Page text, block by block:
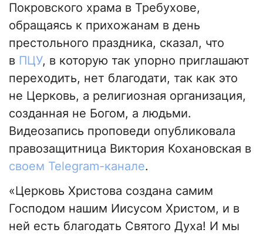
Покровского храма в Требухове,
обращаясь к прихожанам в день
престольного праздника, сказал, что
в ПЦУ, в которую так упорно приглашают
переходить, нет благодати, так как это
не Церковь, а религиозная организация,
созданная не Богом, а людьми.
Видеозапись проповеди опубликовала
правозащитница Виктория Кохановская в
своeм Telegram-канале.
«Церковь Христова создана самим
Господом нашим Иисусом Христом, и в
ней есть благодать Святого Духа! И мы